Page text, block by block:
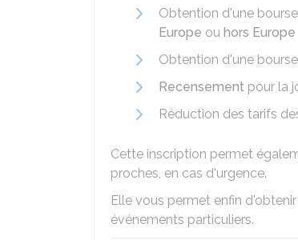
Obtention d'une
Europe ou hors Europe
Obtention d'une
Recensement pour la
Réduction des tarifs
Cette inscription permet
proches, en cas d'urgence.
Elle vous permet enfin
événements particuliers.